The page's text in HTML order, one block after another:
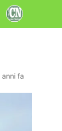
anni fa